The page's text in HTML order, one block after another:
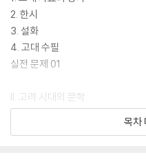
2. 한시
3. 설화
4. 고대 수필
실전 문제 01
II. 고려 시대의 문학
★ 고려 시대의 문학사
목차